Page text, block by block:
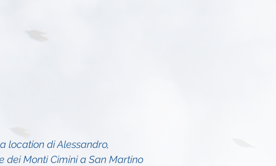
location di Alessandro,
dei Monti Cimini a San Martino